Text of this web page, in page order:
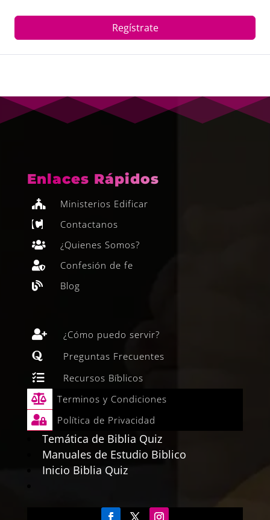
Regístrate
Enlaces Rápidos
 Ministerios Edificar
 Contactanos
 ¿Quienes Somos?
 Confesión de fe
 Blog
 ¿Cómo puedo servir?
 Preguntas Frecuentes
 Recursos Bíblicos
 Terminos y Condiciones
 Política de Privacidad
Temática de Biblia Quiz
Manuales de Estudio Biblico
Inicio Biblia Quiz